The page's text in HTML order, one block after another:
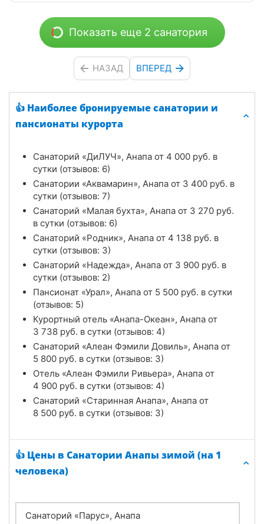
👍 Наиболее бронируемые санатории и
пансионаты курорта
Санаторий «ДиЛУЧ», Анапа от 4 000 руб. в
сутки (отзывов: 6)
Санатории «Аквамарин», Анапа от 3 400 руб. в
сутки (отзывов: 7)
Санаторий «Малая бухта», Анапа от 3 270 руб.
в сутки (отзывов: 6)
Санаторий «Родник», Анапа от 4 138 руб. в
сутки (отзывов: 3)
Санаторий «Надежда», Анапа от 3 900 руб. в
сутки (отзывов: 2)
Пансионат «Урал», Анапа от 5 500 руб. в сутки
(отзывов: 5)
Курортный отель «Анапа-Океан», Анапа от
3 738 руб. в сутки (отзывов: 4)
Санаторий «Алеан Фэмили Довиль», Анапа от
5 800 руб. в сутки (отзывов: 3)
Отель «Алеан Фэмили Ривьера», Анапа от
4 900 руб. в сутки (отзывов: 4)
Санаторий «Старинная Анапа», Анапа от
8 500 руб. в сутки (отзывов: 3)
👍 Цены в Санатории Анапы зимой (на 1
человека)
Санаторий «Парус», Анапа
Показать еще 2 санатория
НАЗАД ВПЕРЕД